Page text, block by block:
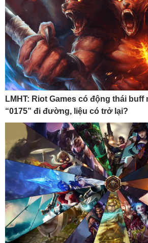
LMHT: Riot Games có động thái buff
“0175” đi đường, liệu có trở lại?